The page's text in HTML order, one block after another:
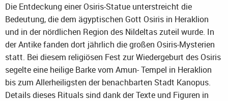
Die Entdeckung einer Osiris-Statue unterstreicht die
Bedeutung, die dem ägyptischen Gott Osiris in Heraklion
und in der nördlichen Region des Nildeltas zuteil wurde. In
der Antike fanden dort jährlich die großen Osiris-Mysterien
statt. Bei diesem religiösen Fest zur Wiedergeburt des Osiris
segelte eine heilige Barke vom Amun- Tempel in Heraklion
bis zum Allerheiligsten der benachbarten Stadt Kanopus.
Details dieses Rituals sind dank der Texte und Figuren in